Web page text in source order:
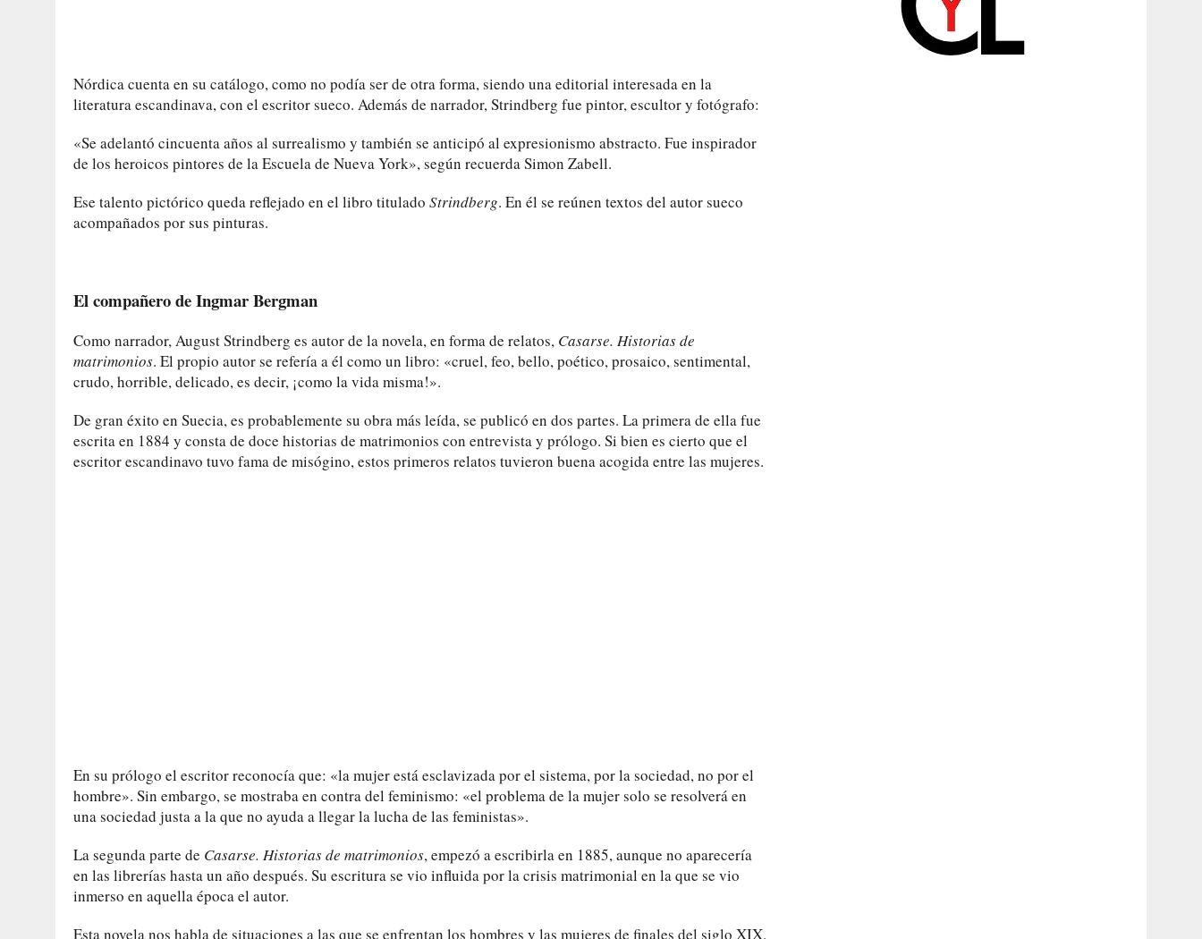
Nórdica cuenta en su catálogo, como no podía ser de otra forma, siendo una editorial interesada en la
literatura escandinava, con el escritor sueco. Además de narrador, Strindberg fue pintor, escultor y fotógrafo:
«Se adelantó cincuenta años al surrealismo y también se anticipó al expresionismo abstracto. Fue inspirador
de los heroicos pintores de la Escuela de Nueva York», según recuerda Simon Zabell.
Ese talento pictórico queda reflejado en el libro titulado Strindberg. En él se reúnen textos del autor sueco
acompañados por sus pinturas.
El compañero de Ingmar Bergman
Como narrador, August Strindberg es autor de la novela, en forma de relatos, Casarse. Historias de
matrimonios. El propio autor se refería a él como un libro: «cruel, feo, bello, poético, prosaico, sentimental,
crudo, horrible, delicado, es decir, ¡como la vida misma!».
De gran éxito en Suecia, es probablemente su obra más leída, se publicó en dos partes. La primera de ella fue
escrita en 1884 y consta de doce historias de matrimonios con entrevista y prólogo. Si bien es cierto que el
escritor escandinavo tuvo fama de misógino, estos primeros relatos tuvieron buena acogida entre las mujeres.
En su prólogo el escritor reconocía que: «la mujer está esclavizada por el sistema, por la sociedad, no por el
hombre». Sin embargo, se mostraba en contra del feminismo: «el problema de la mujer solo se resolverá en
una sociedad justa a la que no ayuda a llegar la lucha de las feministas».
La segunda parte de Casarse. Historias de matrimonios, empezó a escribirla en 1885, aunque no aparecería
en las librerías hasta un año después. Su escritura se vio influida por la crisis matrimonial en la que se vio
inmerso en aquella época el autor.
Esta novela nos habla de situaciones a las que se enfrentan los hombres y las mujeres de finales del siglo XIX.